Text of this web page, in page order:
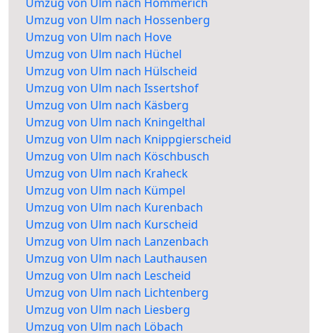
Umzug von Ulm nach Hossenberg
Umzug von Ulm nach Hove
Umzug von Ulm nach Hüchel
Umzug von Ulm nach Hülscheid
Umzug von Ulm nach Issertshof
Umzug von Ulm nach Käsberg
Umzug von Ulm nach Kningelthal
Umzug von Ulm nach Knippgierscheid
Umzug von Ulm nach Köschbusch
Umzug von Ulm nach Kraheck
Umzug von Ulm nach Kümpel
Umzug von Ulm nach Kurenbach
Umzug von Ulm nach Kurscheid
Umzug von Ulm nach Lanzenbach
Umzug von Ulm nach Lauthausen
Umzug von Ulm nach Lescheid
Umzug von Ulm nach Lichtenberg
Umzug von Ulm nach Liesberg
Umzug von Ulm nach Löbach